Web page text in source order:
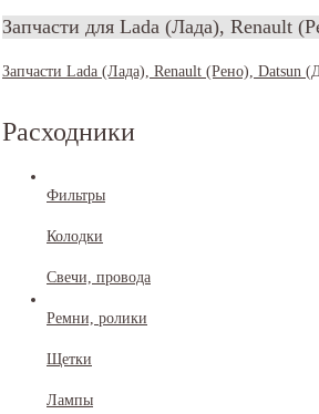
Запчасти для Lada (Лада), Renault
Запчасти Lada (Лада), Renault (Рено), Datsun
Расходники
Фильтры
Колодки
Свечи, провода
Ремни, ролики
Щетки
Лампы